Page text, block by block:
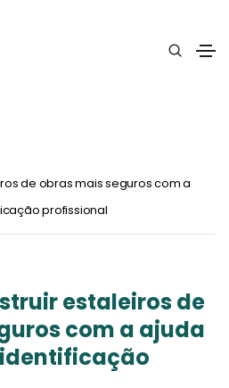
de obras mais seguros com a
profissional
estaleiros de
com a ajuda